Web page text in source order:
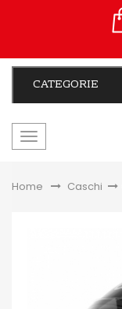
CATEGORIE
navigazione
Home &gt;Caschi >